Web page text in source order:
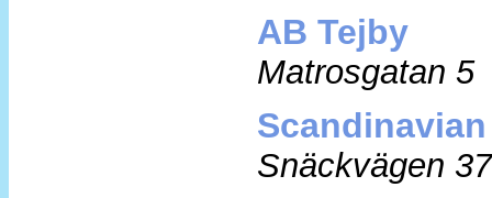
AB Tejby
Matrosgatan 5
Snäckvägen 37